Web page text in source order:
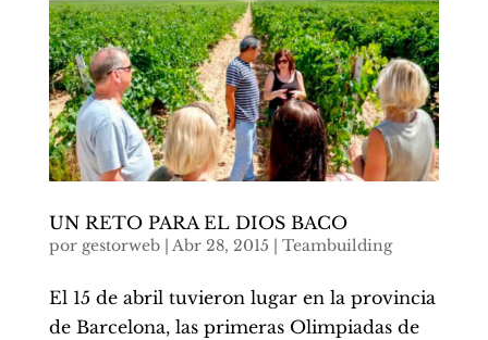
UN RETO PARA EL DIOS BACO
por gestorweb| Abr 28, 2015 | Teambuilding
El 15 de abril tuvieron lugar en la provincia
de Barcelona, las primeras Olimpiadas de